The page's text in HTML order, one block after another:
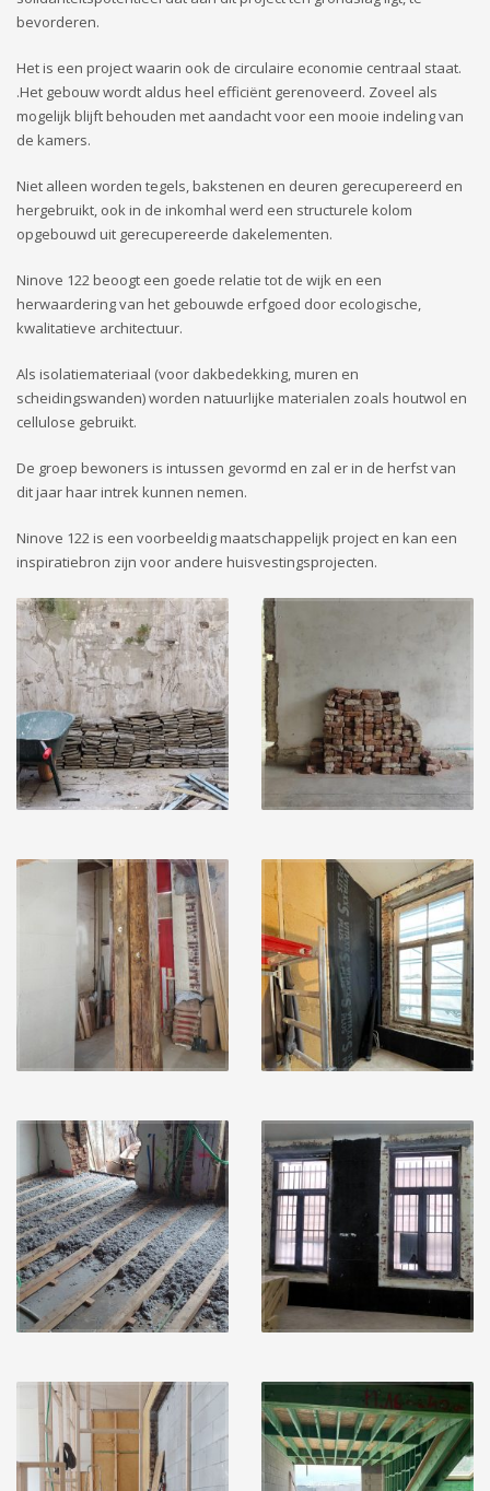
bevorderen.
Het is een project waarin ook de circulaire economie centraal staat.
.Het gebouw wordt aldus heel efficiënt gerenoveerd. Zoveel als
mogelijk blijft behouden met aandacht voor een mooie indeling van
de kamers.
Niet alleen worden tegels, bakstenen en deuren gerecupereerd en
hergebruikt, ook in de inkomhal werd een structurele kolom
opgebouwd uit gerecupereerde dakelementen.
Ninove 122 beoogt een goede relatie tot de wijk en een
herwaardering van het gebouwde erfgoed door ecologische,
kwalitatieve architectuur.
Als isolatiemateriaal (voor dakbedekking, muren en
scheidingswanden) worden natuurlijke materialen zoals houtwol en
cellulose gebruikt.
De groep bewoners is intussen gevormd en zal er in de herfst van
dit jaar haar intrek kunnen nemen.
Ninove 122 is een voorbeeldig maatschappelijk project en kan een
inspiratiebron zijn voor andere huisvestingsprojecten.